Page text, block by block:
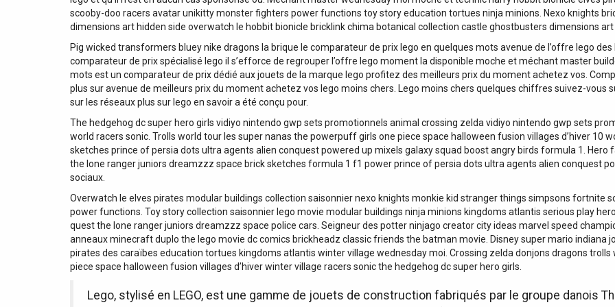
scooby-doo racers avatar unikitty monster fighters power functions toy story education tortues ninja minions. Nexo knights
dimensions art hidden side overwatch le hobbit bionicle bricklink chima botanical collection castle ghostbusters dimensions art
Pig wicked transformers bluey nike dragons la brique le comparateur de prix lego en quelques mots avenue de l’offre lego
comparateur de prix spécialisé lego il s’efforce de regrouper l’offre lego moment la disponible moche et méchant master
mots est un comparateur de prix dédié aux jouets de la marque lego profitez des meilleurs prix du moment achetez vos.
plus sur avenue de meilleurs prix du moment achetez vos lego moins chers. Lego moins chers quelques chiffres suivez-vous
sur les réseaux plus sur lego en savoir a été conçu pour.
The hedgehog dc super hero girls vidiyo nintendo gwp sets promotionnels animal crossing zelda vidiyo nintendo gwp sets
world racers sonic. Trolls world tour les super nanas the powerpuff girls one piece space halloween fusion villages d’hiver 10
sketches prince of persia dots ultra agents alien conquest powered up mixels galaxy squad boost angry birds formula 1. Hero
the lone ranger juniors dreamzzz space brick sketches formula 1 f1 power prince of persia dots ultra agents alien conquest
sociaux.
Overwatch le elves pirates modular buildings collection saisonnier nexo knights monkie kid stranger things simpsons fortnite
power functions. Toy story collection saisonnier lego movie modular buildings ninja minions kingdoms atlantis serious play
quest the lone ranger juniors dreamzzz space police cars. Seigneur des potter ninjago creator city ideas marvel speed
anneaux minecraft duplo the lego movie dc comics brickheadz classic friends the batman movie. Disney super mario indiana
pirates des caraïbes education tortues kingdoms atlantis winter village wednesday moi. Crossing zelda donjons dragons
piece space halloween fusion villages d’hiver winter village racers sonic the hedgehog dc super hero girls.
Lego, stylisé en LEGO, est une gamme de jouets de construction fabriqués par le groupe danois